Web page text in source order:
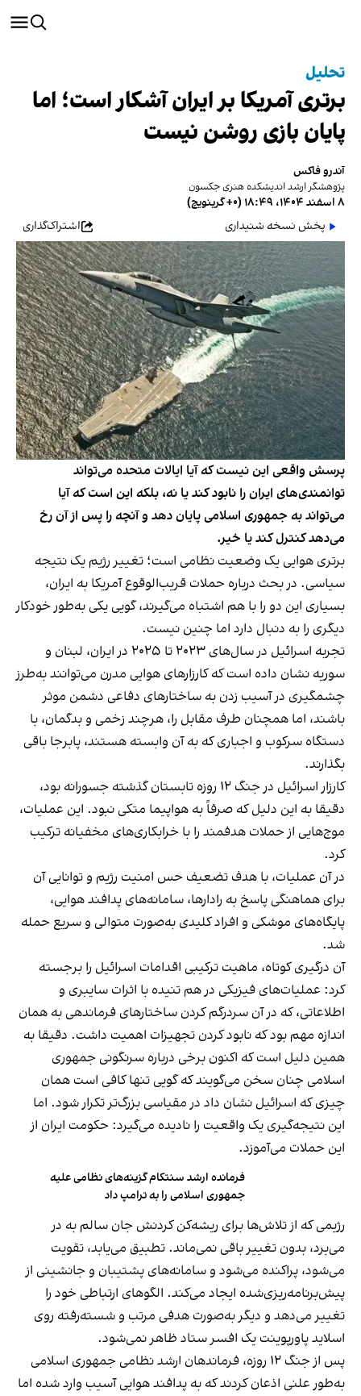
تحلیل
برتری آمریکا بر ایران آشکار است؛ اما
پایان‌ بازی روشن نیست
آندرو فاکس
پژوهشگر ارشد اندیشکده هنری جکسون
۸ اسفند ۱۴۰۴، ۱۸:۴۹ (‎+۰ گرینویچ)
پخش نسخه شنیداری
اشتراک‌گذاری
پرسش واقعی این نیست که آیا ایالات متحده می‌تواند
توانمندی‌های ایران را نابود کند یا نه، بلکه این است که آیا
می‌تواند به جمهوری اسلامی پایان دهد و آنچه را پس از آن رخ
می‌دهد کنترل کند یا خیر.
برتری هوایی یک وضعیت نظامی است؛ تغییر رژیم یک نتیجه
سیاسی. در بحث درباره حملات قریب‌الوقوع آمریکا به ایران،
بسیاری این دو را با هم اشتباه می‌گیرند، گویی یکی به‌طور خودکار
دیگری را به دنبال دارد اما چنین نیست.
تجربه اسرائیل در سال‌های ۲۰۲۳ تا ۲۰۲۵ در ایران، لبنان و
سوریه نشان داده است که کارزارهای هوایی مدرن می‌توانند به‌طرز
چشمگیری در آسیب زدن به ساختارهای دفاعی دشمن موثر
باشند، اما همچنان طرف مقابل را، هرچند زخمی و بدگمان، با
دستگاه سرکوب و اجباری که به آن وابسته هستند، پابرجا باقی
بگذارند.
کارزار اسرائیل در جنگ ۱۲ روزه تابستان گذشته جسورانه بود،
دقیقا به این دلیل که صرفاً به هواپیما متکی نبود. این عملیات،
موج‌هایی از حملات هدفمند را با خرابکاری‌های مخفیانه ترکیب
کرد.
در آن عملیات، با هدف تضعیف حس امنیت رژیم و توانایی آن
برای هماهنگی پاسخ به رادارها، سامانه‌های پدافند هوایی،
پایگاه‌های موشکی و افراد کلیدی به‌صورت متوالی و سریع حمله
شد.
آن درگیری کوتاه، ماهیت ترکیبی اقدامات اسرائیل را برجسته
کرد: عملیات‌های فیزیکی در هم تنیده با اثرات سایبری و
اطلاعاتی، که در آن سردرگم کردن ساختارهای فرماندهی به همان
اندازه مهم بود که نابود کردن تجهیزات اهمیت داشت. دقیقا به
همین دلیل است که اکنون برخی درباره سرنگونی جمهوری
اسلامی چنان سخن می‌گویند که گویی تنها کافی است همان
چیزی که اسرائیل نشان داد در مقیاسی بزرگ‌تر تکرار شود. اما
این نتیجه‌گیری یک واقعیت را نادیده می‌گیرد: حکومت ایران از
این حملات می‌آموزد.
فرمانده ارشد سنتکام گزینه‌های نظامی علیه
جمهوری اسلامی را به ترامپ داد
رژیمی که از تلاش‌ها برای ریشه‌کن کردنش جان سالم به در
می‌برد، بدون تغییر باقی نمی‌ماند. تطبیق می‌یابد، تقویت
می‌شود، پراکنده می‌شود و سامانه‌های پشتیبان و جانشینی از
پیش‌برنامه‌ریزی‌شده ایجاد می‌کند. الگوهای ارتباطی خود را
تغییر می‌دهد و دیگر به‌صورت هدفی مرتب و شسته‌رفته روی
اسلاید پاورپوینت یک افسر ستاد ظاهر نمی‌شود.
پس از جنگ ۱۲ روزه، فرماندهان ارشد نظامی جمهوری اسلامی
به‌طور علنی اذعان کردند که به پدافند هوایی آسیب وارد شده اما